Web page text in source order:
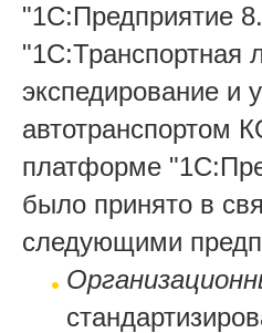
"1С:Предприятие
"1С:Транспортная
экспедирование и
автотранспортом
платформе
было принято в
следующими